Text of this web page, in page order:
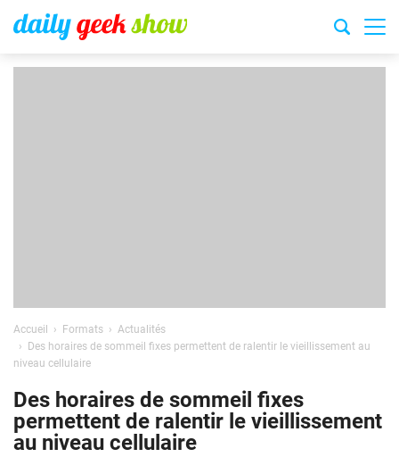
Accueil Formats
Actualités
Des horaires de sommeil fixes permettent de ralentir le vieillissement au
niveau cellulaire
Des horaires de sommeil fixes
permettent de ralentir le vieillissement
au niveau cellulaire